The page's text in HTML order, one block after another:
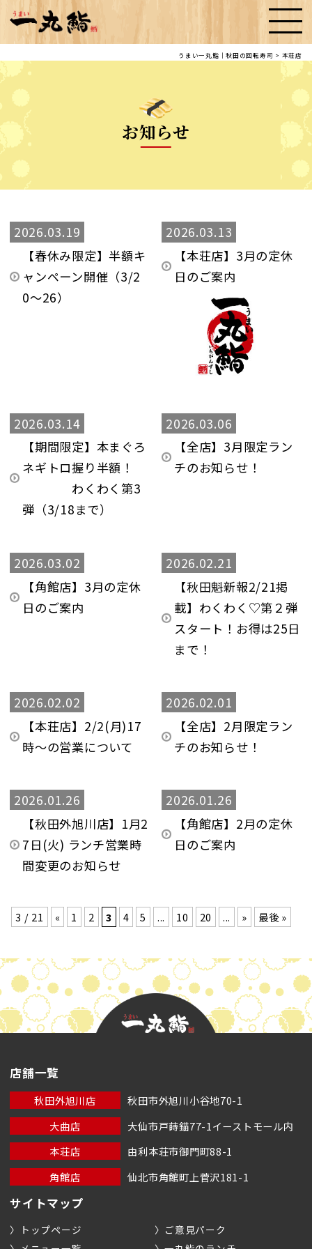
うまい一丸鮨｜秋田の回転寿司 > 本荘店
お知らせ
2026.03.19
【春休み限定】半額キ
ャンペーン開催（3/2
0〜26）
2026.03.13
【本荘店】3月の定休
日のご案内
2026.03.14
【期間限定】本まぐろ
ネギトロ握り半額！
わくわく第3
弾（3/18まで）
2026.03.06
【全店】3月限定ラン
チのお知らせ！
2026.03.02
【角館店】3月の定休
日のご案内
2026.02.21
【秋田魁新報2/21掲
載】わくわく♡第２弾
スタート！お得は25日
まで！
2026.02.02
【本荘店】2/2(月)17
時～の営業について
2026.02.01
【全店】2月限定ラン
チのお知らせ！
2026.01.26
【秋田外旭川店】1月2
7日(火) ランチ営業時
間変更のお知らせ
2026.01.26
【角館店】2月の定休
日のご案内
3 / 21 « 1 2 3 4 5 ... 10 20 ... » 最後 »
店舗一覧
秋田外旭川店
秋田市外旭川小谷地70-1
大曲店
大仙市戸蒔錨77-1イーストモール内
本荘店
由利本荘市御門町88-1
角館店
仙北市角館町上菅沢181-1
サイトマップ
トップページ
ご意見パーク